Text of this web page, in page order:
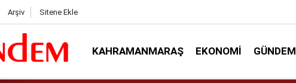
Arşiv Sitene Ekle
KAHRAMANMARAŞ EKONOMI GÜNDEM